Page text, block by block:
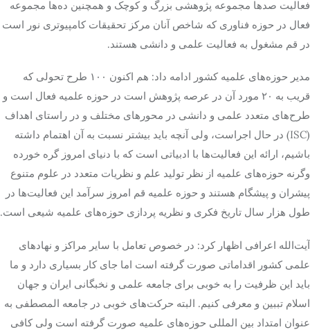
فعالیت صدها مجموعه پژوهشی بزرگ و کوچک و همچنین ده‌ها مجموعه
فعال در حوزه فناوری که شاخص آنان مرکز تحقیقات کامپیوتری نور است
در قم مشغول به فعالیت علمی و دانشی هستند.
مدیر حوزه‌های علمیه کشور ادامه داد: هم اکنون ۱۰۰ طرح تحولی که
قریب به ۲۰ مورد آن در عرصه پژوهش است در حوزه علمیه فعال است و
طرح‌های متعدد علمی و دانشی در محورهای مختلف و در راستای اهداف
(ISC) در حال اجراست، ولی آنچه باید بیشتر نسبت به آن اهتمام داشته
باشیم، ارائه این فعالیت‌ها با ادبیاتی است که با دنیای امروز گره خورده
وگرنه حوزه‌های علمیه از نظر تولید علم و نظریات متعدد در علوم متنوع
پیشران و پیشگام هستند و حوزه علمیه قم امروز سرآمد این فعالیت‌ها در
طول هزار سال تاریخ فکری و نظریه پردازی حوزه‌های علمیه شیعی است.
آیت‌الله اعرافی اظهار کرد: در خصوص تعامل با سایر مراکز و نهادهای
علمی کشور اقداماتی صورت گرفته است اما جای کار بسیاری دارد و ما
باید این ظرفیت را به خوبی برای جامعه علمی و نخبگانی ایران و جهان
اسلام تببین و معرفی کنیم. البته حرکت‌های خوبی در جامعه المصطفی به
عنوان امتداد بین المللی حوزه‌های علمیه صورت گرفته است ولی کافی